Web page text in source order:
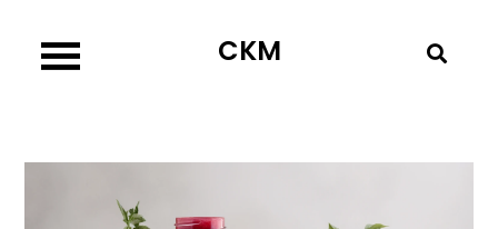
content
CKM